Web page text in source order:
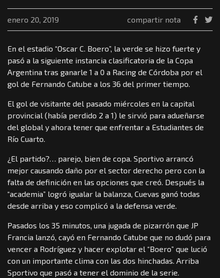
enero 20, 2019 compartir nota
En el estadio “Oscar C. Boero”, la verde se hizo fuerte y
pasó a la siguiente instancia clasificatoria de la Copa
Argentina tras ganarle 1 a 0 a Racing de Córdoba por el
gol de Fernando Catube a los 36 del primer tiempo.
El gol de visitante del pasado miércoles en la capital
provincial (había perdido 2 a 1) le sirvió para adueñarse
del global y ahora tener que enfrentar a Estudiantes de
Río Cuarto.
¿El partido?… parejo, bien de copa. Sportivo arrancó
mejor causando daño por el sector derecho pero con la
falta de definición en las opciones que creó. Después la
“academia” logró igualar la balanza, Cuevas ganó todas
desde arriba y eso complicó a la defensa verde.
Pasados los 35 minutos, una jugada de pizarrón que JP
Francia lanzó, cayó en Fernando Catube que no dudó para
vencer a Rodríguez y hacer explotar el “Boero” que lució
con un importante clima con las dos hinchadas. Arriba
Sportivo que pasó a tener el dominio de la serie.